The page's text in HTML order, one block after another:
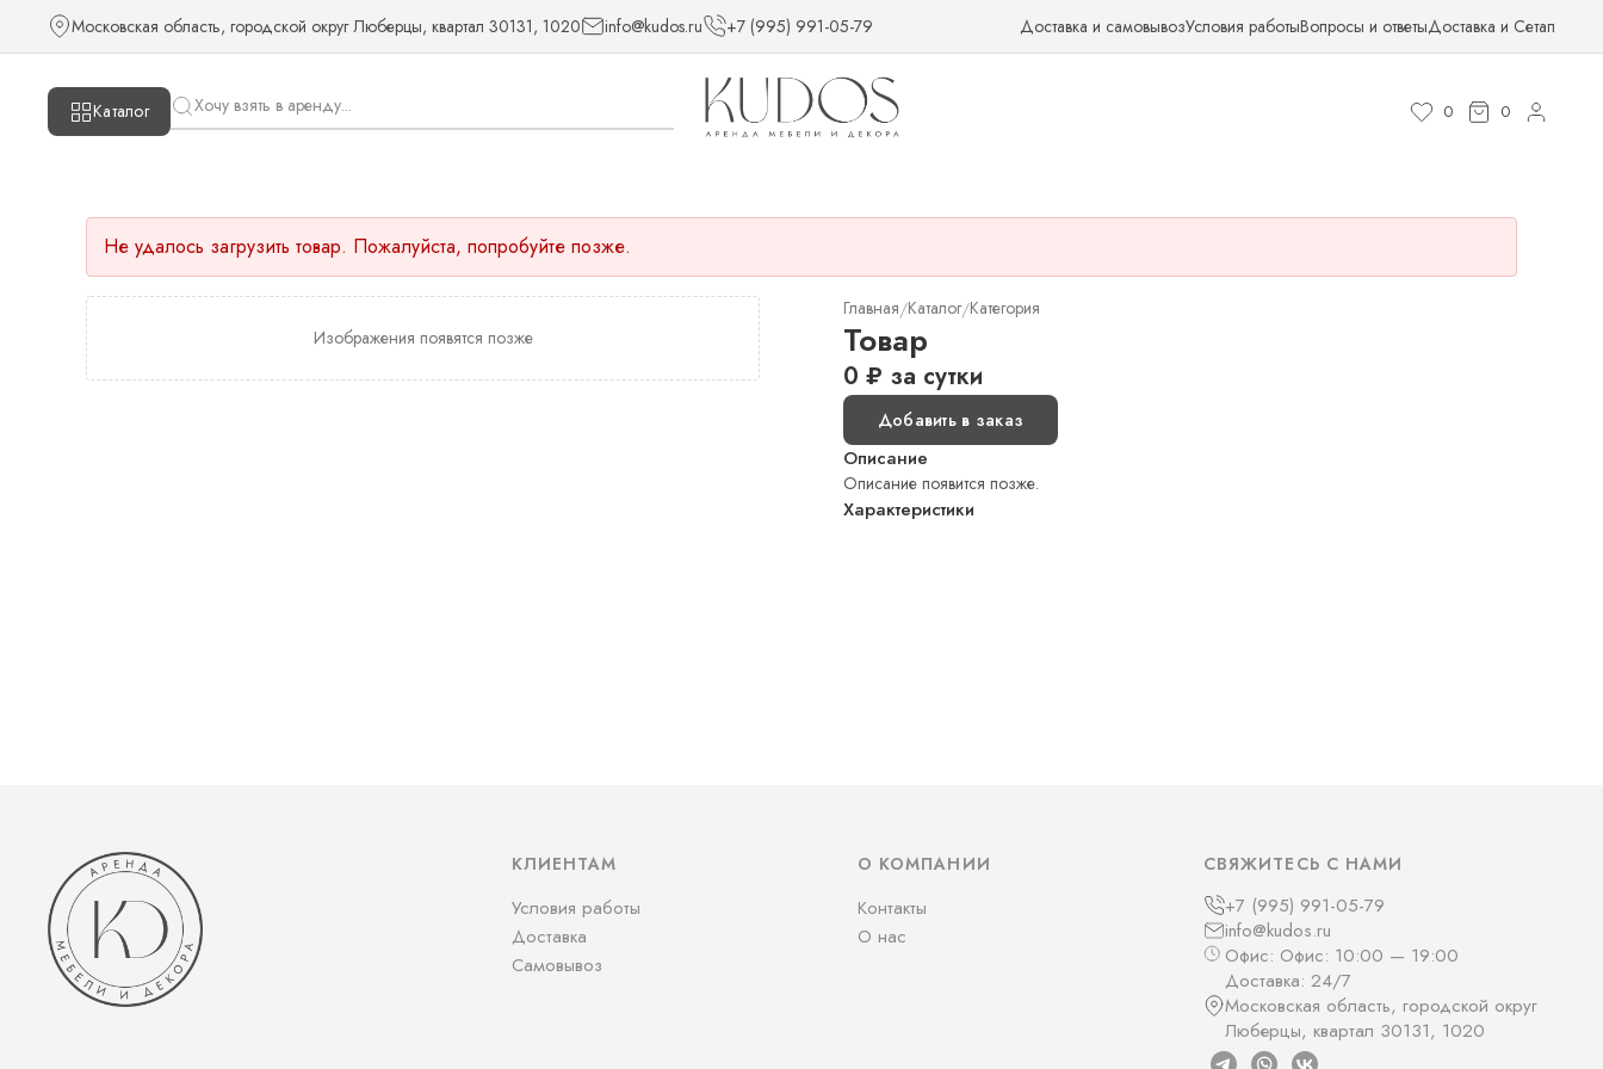
Московская область, городской округ Люберцы, квартал 30131, 1020 info@kudos.ru +7 (995) 991-05-79 Доставка и самовывозУсловия работыВопросы и ответыДоставка и Сетап
Каталог 0 0
Не удалось загрузить товар. Пожалуйста, попробуйте позже.
Изображения появятся позже
Главная/Каталог/Категория
Товар
0 ₽ за сутки
Добавить в заказ
Описание
Описание появится позже.
Характеристики
КЛИЕНТАМ
Условия работы
Доставка
Самовывоз
О КОМПАНИИ
Контакты
О нас
СВЯЖИТЕСЬ С НАМИ
+7 (995) 991-05-79
info@kudos.ru
Офис: Офис: 10:00 — 19:00
Доставка: 24/7
Московская область, городской округ
Люберцы, квартал 30131, 1020